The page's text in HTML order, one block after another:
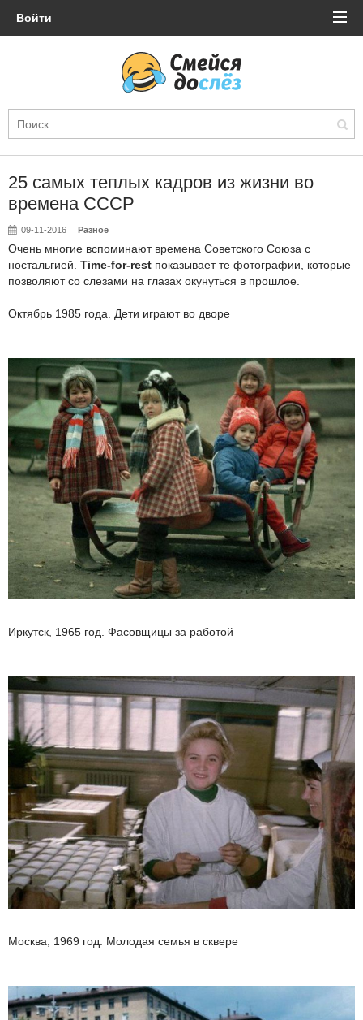
Войти
25 самых теплых кадров из жизни во
времена СССР
09-11-2016 Разное
Очень многие вспоминают времена Советского Союза с
ностальгией. Time-for-rest показывает те фотографии, которые
позволяют со слезами на глазах окунуться в прошлое.
Октябрь 1985 года. Дети играют во дворе
Иркутск, 1965 год. Фасовщицы за работой
Москва, 1969 год. Молодая семья в сквере